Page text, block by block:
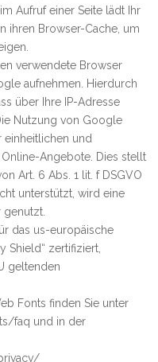
Aufruf einer Seite lädt Ihr
ihren Browser-Cache, um
verwendete Browser
aufnehmen. Hierdurch
über Ihre IP-Adresse
Nutzung von Google
und
Angebote. Dies stellt
Art. 6 Abs. 1 lit. f DSGVO
unterstützt, wird eine
das us-europäische
Shield“ zertifiziert,
geltenden
Fonts finden Sie unter
faq und in der